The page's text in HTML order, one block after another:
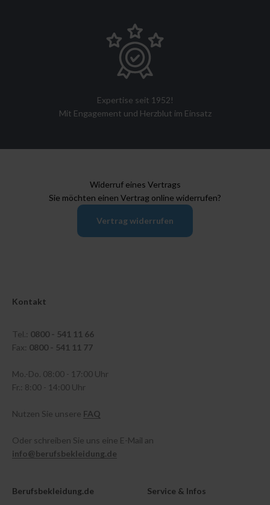
Expertise seit 1952!
Mit Engagement und Herzblut im Einsatz
Widerruf eines Vertrags
Sie möchten einen Vertrag online widerrufen?
Vertrag widerrufen
Kontakt
Tel.: 0800 - 541 11 66
Fax: 0800 - 541 11 77
Mo.-Do. 08:00 - 17:00 Uhr
Fr.: 8:00 - 14:00 Uhr
Nutzen Sie unsere FAQ
Oder schreiben Sie uns eine E-Mail an
info@berufsbekleidung.de
Berufsbekleidung.de Service & Infos